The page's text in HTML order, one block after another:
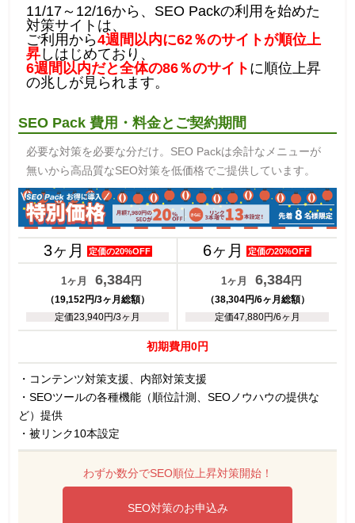
11/17～12/16から、SEO Packの利用を始めた
対策サイトは、
ご利用から4週間以内に62％のサイトが順位上
昇 しはじめており、
6週間以内だと全体の86％のサイト に順位上昇
の兆しが見られます。
SEO Pack 費用・料金とご契約期間
必要な対策を必要な分だけ。SEO Packは余計なメニューが
無いから高品質なSEO対策を低価格でご提供しています。
3ヶ月 定価の20%OFF 6ヶ月 定価の20%OFF
1ヶ月 6,384円
（19,152円/3ヶ月総額）
定価23,940円/3ヶ月
1ヶ月 6,384円
（38,304円/6ヶ月総額）
定価47,880円/6ヶ月
初期費用0円
・コンテンツ対策支援、内部対策支援
・SEOツールの各種機能（順位計測、SEOノウハウの提供な
ど）提供
・被リンク10本設定
わずか数分でSEO順位上昇対策開始！
SEO対策のお申込み